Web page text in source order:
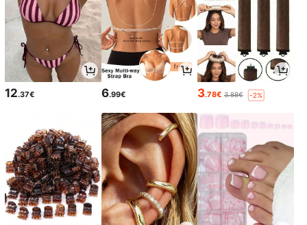
12.37€ 6.99€ 3.78€ 3.88€ -2%